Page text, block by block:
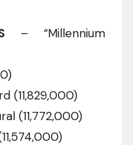
– “Millennium
(11,829,000)
(11,772,000)